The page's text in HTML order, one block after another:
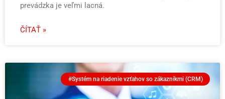
prevádzka je veľmi lacná.
ČÍTAŤ »
#Systém na riadenie vzťahov so zákazníkmi (CRM)